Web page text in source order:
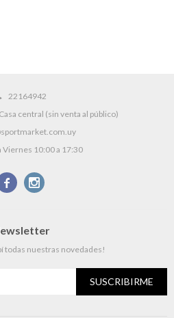
22164942
central (sin venta al público)
Viernes 10:00 a 17:30
 
todas nuestras novedades!
SUSCRIBIRME